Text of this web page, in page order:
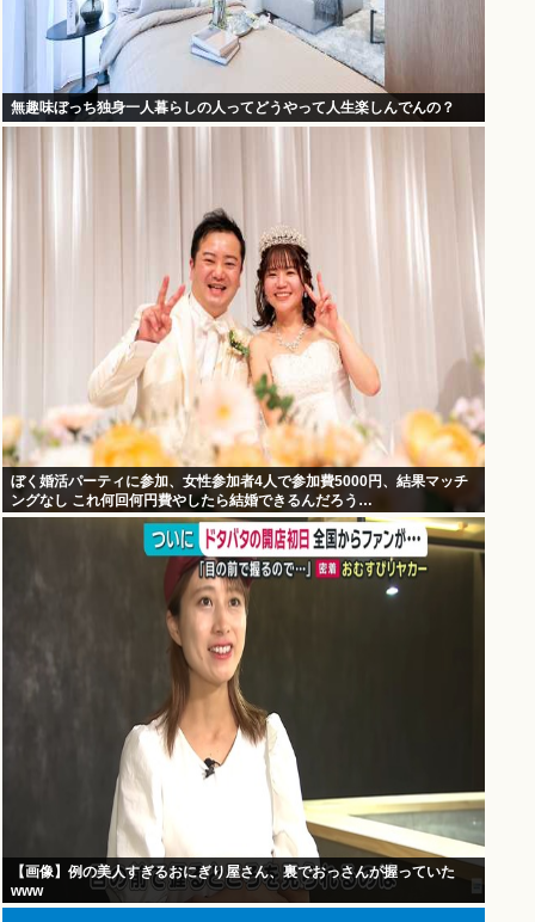
無趣味ぼっち独身一人暮らしの人ってどうやって人生楽しんでんの？
ぼく婚活パーティに参加、女性参加者4人で参加費5000円、結果マッチ
ングなし これ何回何円費やしたら結婚できるんだろう…
【画像】例の美人すぎるおにぎり屋さん、裏でおっさんが握っていた
www